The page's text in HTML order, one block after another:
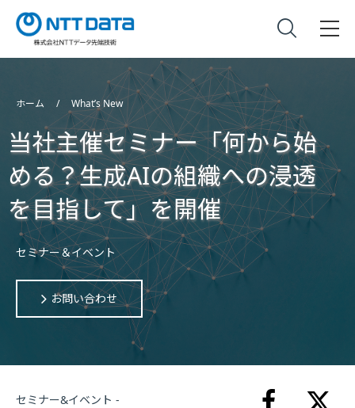
ホーム What’s New
当社主催セミナー「何から始
める？生成AIの組織への浸透
を目指して」を開催
セミナー＆イベント
お問い合わせ
セミナー&イベント -